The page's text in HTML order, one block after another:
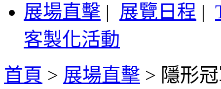
展場直擊 | 展覽日程 |
客製化活動
首頁 > 展場直擊 > 隱形